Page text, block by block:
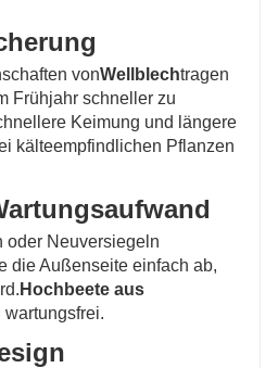
vonWellblechtragen
Frühjahr schneller zu
Keimung und längere
kälteempfindlichen Pflanzen
oder Neuversiegeln
die Außenseite einfach ab,
Hochbeete aus